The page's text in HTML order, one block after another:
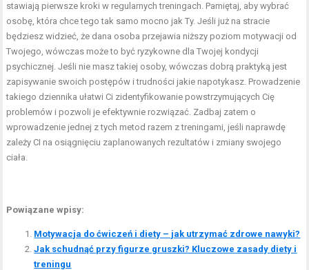
stawiają pierwsze kroki w regularnych treningach. Pamiętaj, aby wybrać
osobę, która chce tego tak samo mocno jak Ty. Jeśli już na stracie
będziesz widzieć, że dana osoba przejawia niższy poziom motywacji od
Twojego, wówczas może to być ryzykowne dla Twojej kondycji
psychicznej. Jeśli nie masz takiej osoby, wówczas dobrą praktyką jest
zapisywanie swoich postępów i trudności jakie napotykasz. Prowadzenie
takiego dziennika ułatwi Ci zidentyfikowanie powstrzymujących Cię
problemów i pozwoli je efektywnie rozwiązać. Zadbaj zatem o
wprowadzenie jednej z tych metod razem z treningami, jeśli naprawdę
zależy CI na osiągnięciu zaplanowanych rezultatów i zmiany swojego
ciała.
Powiązane wpisy:
Motywacja do ćwiczeń i diety – jak utrzymać zdrowe nawyki?
Jak schudnąć przy figurze gruszki? Kluczowe zasady diety i
treningu